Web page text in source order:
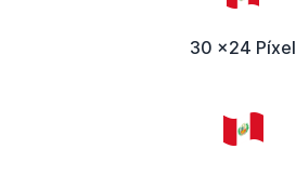
30 x24 Píxel